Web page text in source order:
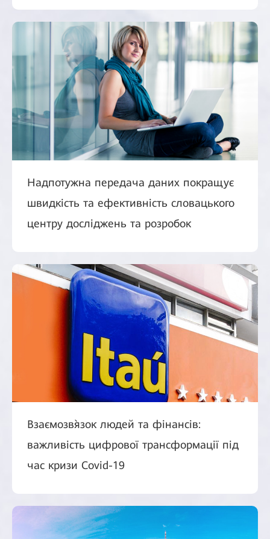
Надпотужна передача даних покращує
швидкість та ефективність словацького
центру досліджень та розробок
Взаємозв`язок людей та фінансів:
важливість цифрової трансформації під
час кризи Covid-19